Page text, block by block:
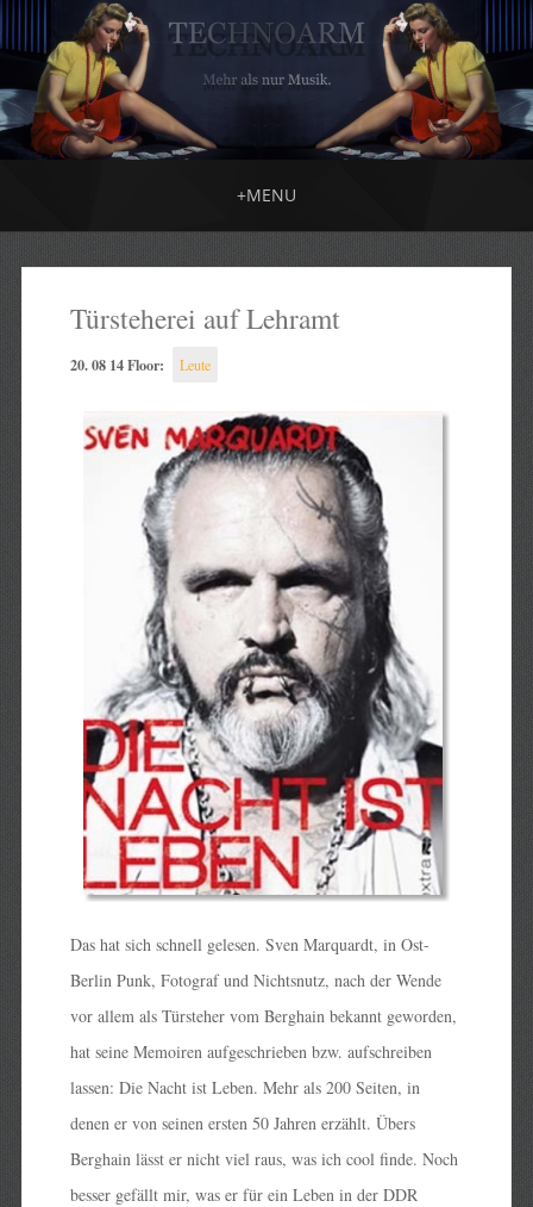
+MENU
Türsteherei auf Lehramt
20. 08 14 Floor: Leute
Das hat sich schnell gelesen. Sven Marquardt, in Ost-
Berlin Punk, Fotograf und Nichtsnutz, nach der Wende
vor allem als Türsteher vom Berghain bekannt geworden,
hat seine Memoiren aufgeschrieben bzw. aufschreiben
lassen: Die Nacht ist Leben. Mehr als 200 Seiten, in
denen er von seinen ersten 50 Jahren erzählt. Übers
Berghain lässt er nicht viel raus, was ich cool finde. Noch
besser gefällt mir, was er für ein Leben in der DDR